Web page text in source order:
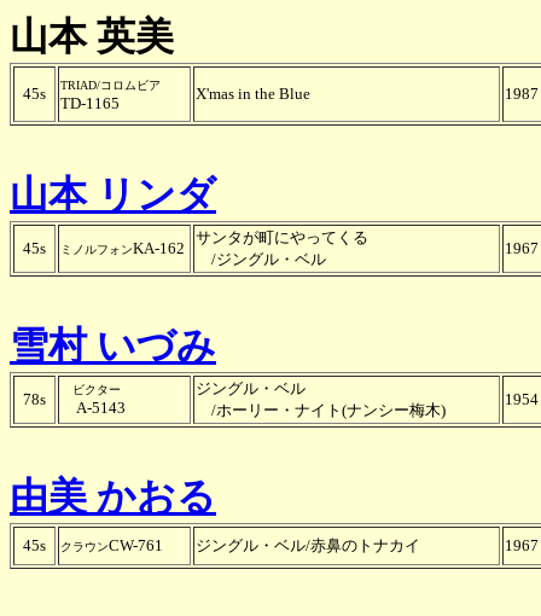
山本 英美
45s TRIAD/コロムビア
TD-1165
X'mas in the Blue 1987
山本 リンダ
45s ミノルフォンKA-162
サンタが町にやってくる
/ジングル・ベル
1967
雪村 いづみ
78s
ビクター
A-5143
ジングル・ベル
/ホーリー・ナイト(ナンシー梅木)
1954
由美 かおる
45s クラウンCW-761 ジングル・ベル/赤鼻のトナカイ 1967